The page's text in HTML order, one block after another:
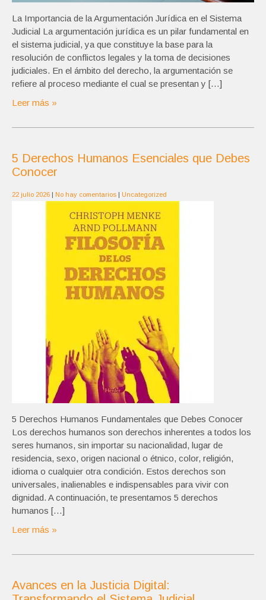
La Importancia de la Argumentación Jurídica en el Sistema
Judicial La argumentación jurídica es un pilar fundamental en
el sistema judicial, ya que constituye la base para la
resolución de conflictos legales y la toma de decisiones
judiciales. En el ámbito del derecho, la argumentación se
refiere al proceso mediante el cual se presentan y […]
Leer más »
5 Derechos Humanos Esenciales que Debes
Conocer
22 julio 2026 | No hay comentarios | Uncategorized
5 Derechos Humanos Fundamentales que Debes Conocer
Los derechos humanos son derechos inherentes a todos los
seres humanos, sin importar su nacionalidad, lugar de
residencia, sexo, origen nacional o étnico, color, religión,
idioma o cualquier otra condición. Estos derechos son
universales, inalienables e indispensables para vivir con
dignidad. A continuación, te presentamos 5 derechos
humanos […]
Leer más »
Avances en la Justicia Digital: